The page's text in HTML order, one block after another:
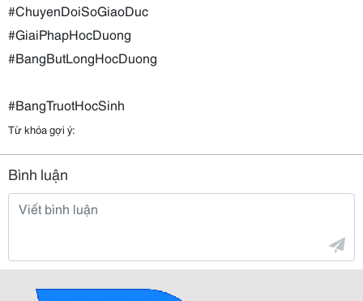
#ChuyenDoiSoGiaoDuc
#GiaiPhapHocDuong
#BangButLongHocDuong
#BangTruotHocSinh
Từ khóa gợi ý:
Bình luận